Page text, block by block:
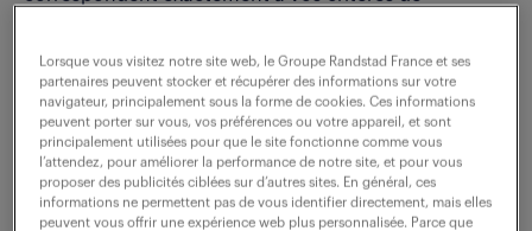
ne ratez aucune
opportunité.
Lorsque vous visitez notre site web, le Groupe Randstad France et ses
partenaires peuvent stocker et récupérer des informations sur votre
navigateur, principalement sous la forme de cookies. Ces informations
peuvent porter sur vous, vos préférences ou votre appareil, et sont
principalement utilisées pour que le site fonctionne comme vous
l’attendez, pour améliorer la performance de notre site, et pour vous
proposer des publicités ciblées sur d’autres sites. En général, ces
informations ne permettent pas de vous identifier directement, mais elles
peuvent vous offrir une expérience web plus personnalisée. Parce que